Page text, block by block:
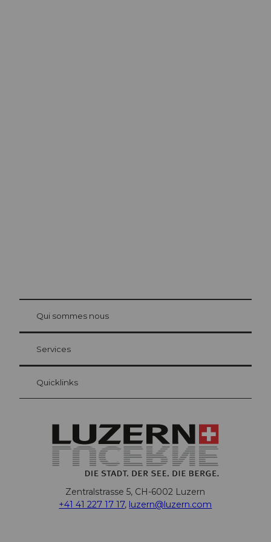
Carte d’hôte Lucerne
Vos avantages en tant qu'hôte pour la nuit
at Bre
Qui sommes nous
Services
Quicklinks
Zentralstrasse 5, CH-6002 Luzern
+41 41 227 17 17, luzern@luzern.com